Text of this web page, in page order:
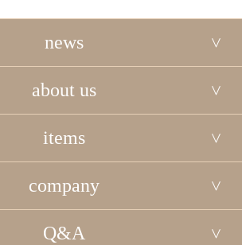
news
about us
items
company
Q&A